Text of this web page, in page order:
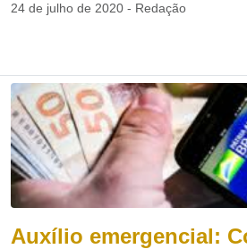
24 de julho de 2020 - Redação
Auxílio emergencial: